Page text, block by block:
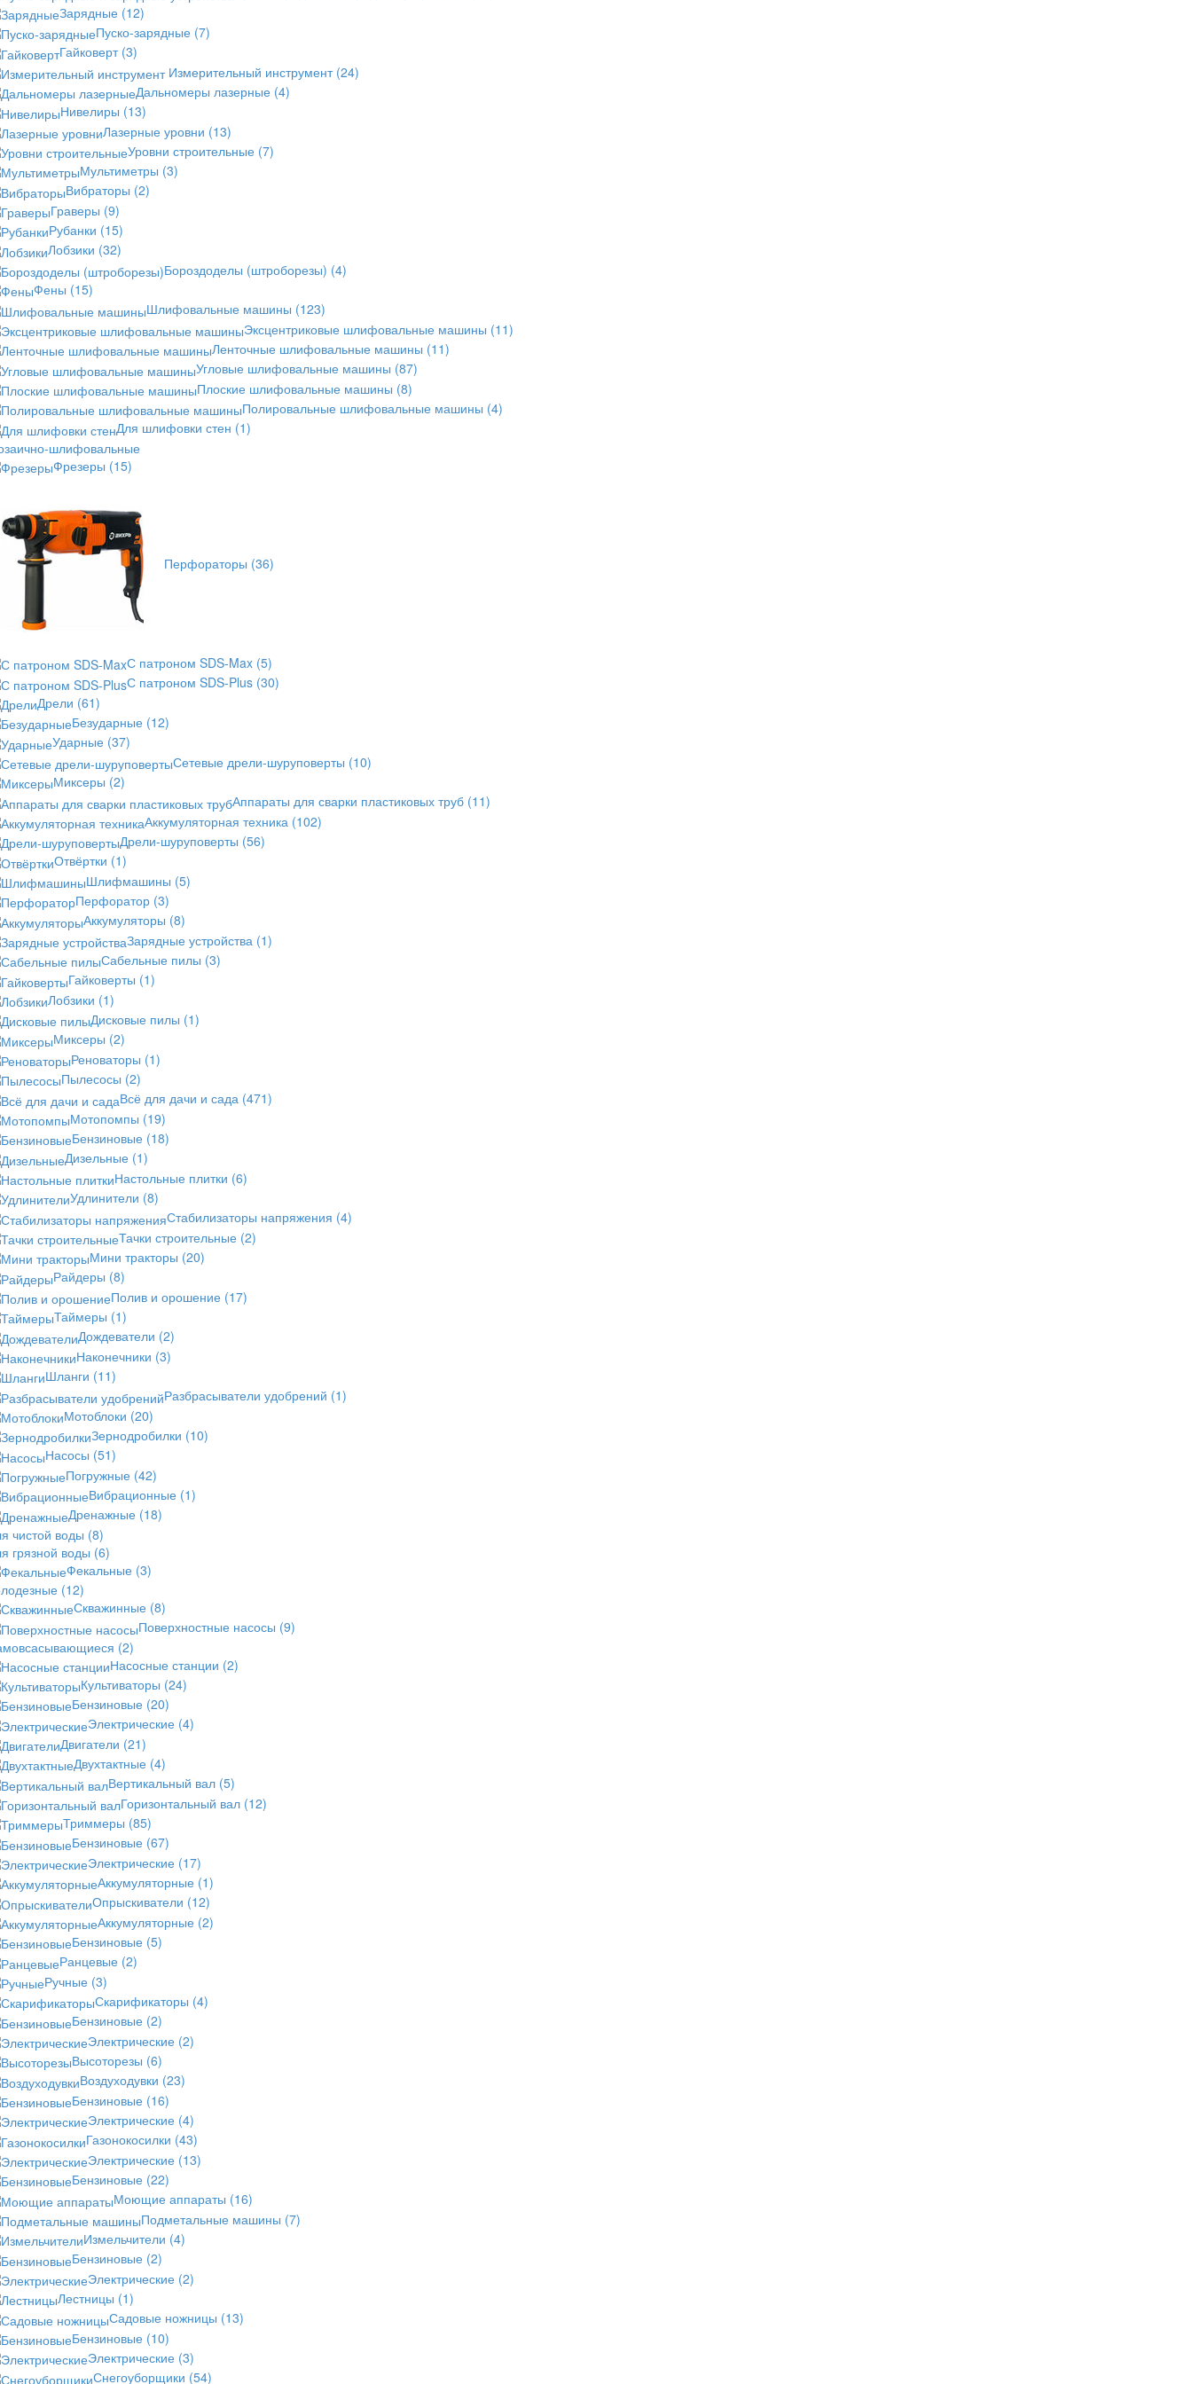
Зарядные (12)
Пуско-зарядные (7)
Гайковерт (3)
Измерительный инструмент (24)
Дальномеры лазерные (4)
Нивелиры (13)
Лазерные уровни (13)
Уровни строительные (7)
Мультиметры (3)
Вибраторы (2)
Граверы (9)
Рубанки (15)
Лобзики (32)
Бороздоделы (штроборезы) (4)
Фены (15)
Шлифовальные машины (123)
Эксцентриковые шлифовальные машины (11)
Ленточные шлифовальные машины (11)
Угловые шлифовальные машины (87)
Плоские шлифовальные машины (8)
Полировальные шлифовальные машины (4)
Для шлифовки стен (1)
шлифовальные
Фрезеры (15)
Перфораторы (36)
С патроном SDS-Max (5)
С патроном SDS-Plus (30)
Дрели (61)
Безударные (12)
Ударные (37)
Сетевые дрели-шуруповерты (10)
Миксеры (2)
Аппараты для сварки пластиковых труб (11)
Аккумуляторная техника (102)
Дрели-шуруповерты (56)
Отвёртки (1)
Шлифмашины (5)
Перфоратор (3)
Аккумуляторы (8)
Зарядные устройства (1)
Сабельные пилы (3)
Гайковерты (1)
Лобзики (1)
Дисковые пилы (1)
Миксеры (2)
Реноваторы (1)
Пылесосы (2)
Всё для дачи и сада (471)
Мотопомпы (19)
Бензиновые (18)
Дизельные (1)
Настольные плитки (6)
Удлинители (8)
Стабилизаторы напряжения (4)
Тачки строительные (2)
Мини тракторы (20)
Райдеры (8)
Полив и орошение (17)
Таймеры (1)
Дождеватели (2)
Наконечники (3)
Шланги (11)
Разбрасыватели удобрений (1)
Мотоблоки (20)
Зернодробилки (10)
Насосы (51)
Погружные (42)
Вибрационные (1)
Дренажные (18)
чистой воды (8)
грязной воды (6)
Фекальные (3)
(12)
Скважинные (8)
Поверхностные насосы (9)
(2)
Насосные станции (2)
Культиваторы (24)
Бензиновые (20)
Электрические (4)
Двигатели (21)
Двухтактные (4)
Вертикальный вал (5)
Горизонтальный вал (12)
Триммеры (85)
Бензиновые (67)
Электрические (17)
Аккумуляторные (1)
Опрыскиватели (12)
Аккумуляторные (2)
Бензиновые (5)
Ранцевые (2)
Ручные (3)
Скарификаторы (4)
Бензиновые (2)
Электрические (2)
Высоторезы (6)
Воздуходувки (23)
Бензиновые (16)
Электрические (4)
Газонокосилки (43)
Электрические (13)
Бензиновые (22)
Моющие аппараты (16)
Подметальные машины (7)
Измельчители (4)
Бензиновые (2)
Электрические (2)
Лестницы (1)
Садовые ножницы (13)
Бензиновые (10)
Электрические (3)
Снегоуборщики (54)